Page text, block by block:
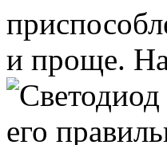
и проще.